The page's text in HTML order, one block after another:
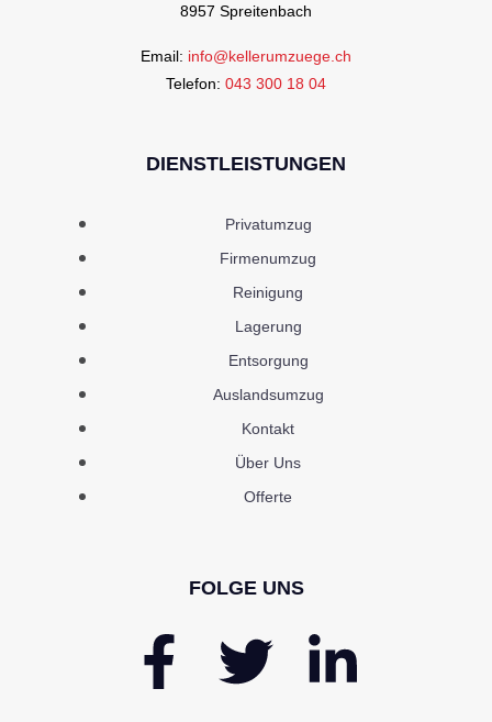
8957 Spreitenbach
Email: info@kellerumzuege.ch
Telefon: 043 300 18 04
DIENSTLEISTUNGEN
Privatumzug
Firmenumzug
Reinigung
Lagerung
Entsorgung
Auslandsumzug
Kontakt
Über Uns
Offerte
FOLGE UNS